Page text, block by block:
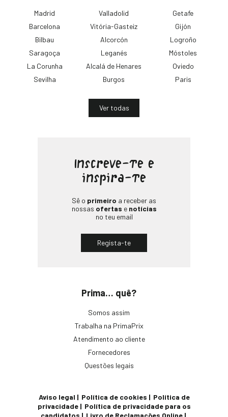
Madrid
Barcelona
Bilbau
Saragoça
La Corunha
Sevilha
Valladolid
Vitória-Gasteiz
Alcorcón
Leganés
Alcalá de Henares
Burgos
Getafe
Gijón
Logroño
Móstoles
Oviedo
Paris
Ver todas
Prima… quê?
Somos assim
Trabalha na PrimaPrix
Atendimento ao cliente
Fornecedores
Questões legais
Inscreve-te e
inspira-te
Sê o primeiro a receber as
nossas ofertas e notícias
no teu email
Regista-te
Aviso legal Política de cookies
Política de
privacidade
Política de privacidade para os